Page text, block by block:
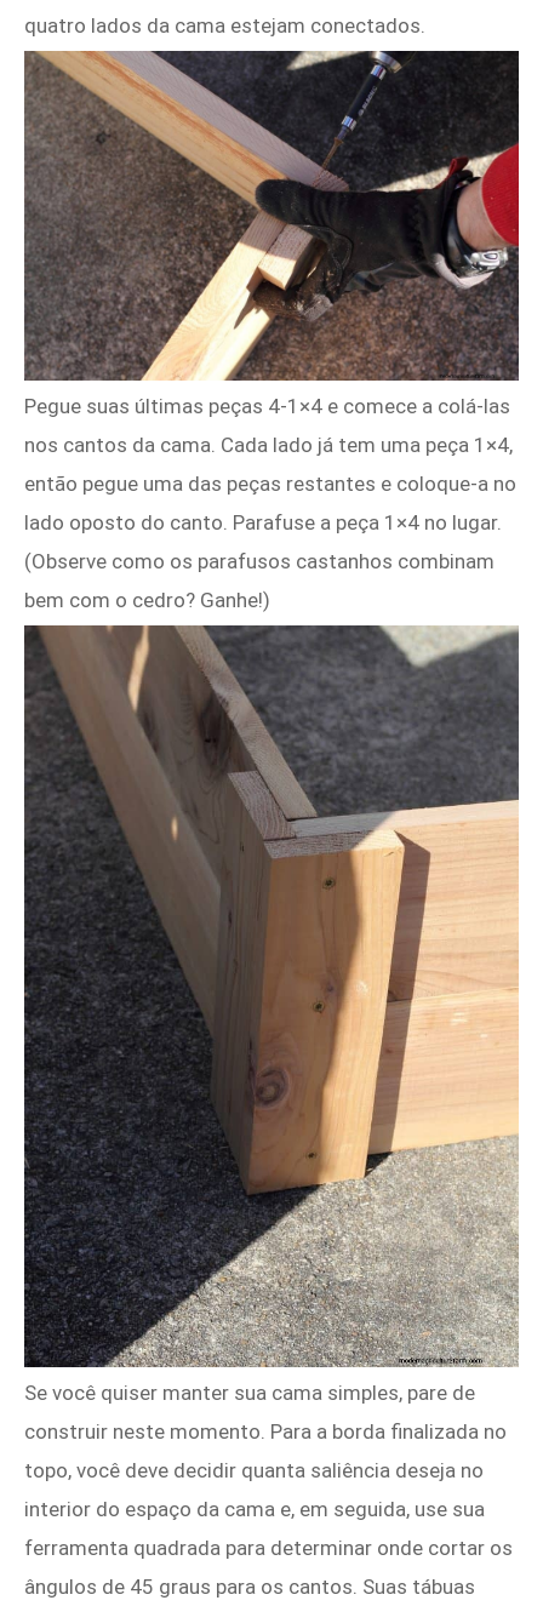
quatro lados da cama estejam conectados.
Pegue suas últimas peças 4-1×4 e comece a colá-las
nos cantos da cama. Cada lado já tem uma peça 1×4,
então pegue uma das peças restantes e coloque-a no
lado oposto do canto. Parafuse a peça 1×4 no lugar.
(Observe como os parafusos castanhos combinam
bem com o cedro? Ganhe!)
Se você quiser manter sua cama simples, pare de
construir neste momento. Para a borda finalizada no
topo, você deve decidir quanta saliência deseja no
interior do espaço da cama e, em seguida, use sua
ferramenta quadrada para determinar onde cortar os
ângulos de 45 graus para os cantos. Suas tábuas